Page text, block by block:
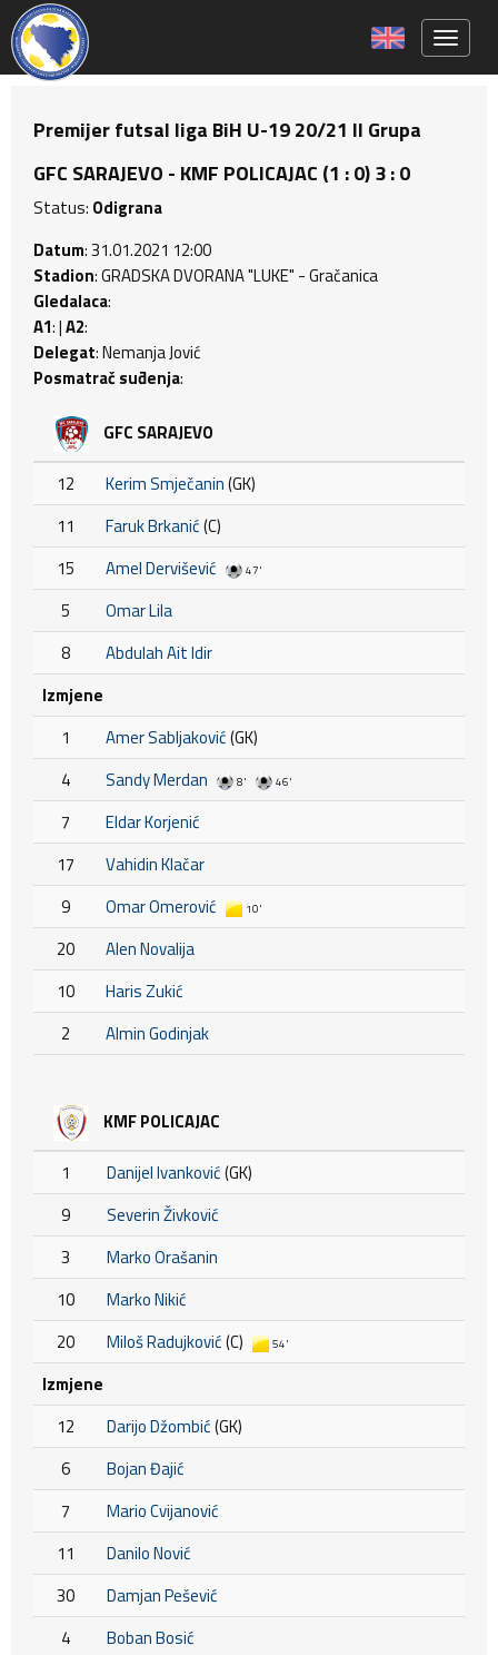
Premijer futsal liga BiH U-19 20/21 II Grupa
GFC SARAJEVO - KMF POLICAJAC (1 : 0) 3 : 0
Status: Odigrana
Datum: 31.01.2021 12:00
Stadion: GRADSKA DVORANA "LUKE" - Gračanica
Gledalaca:
A1: |A2:
Delegat: Nemanja Jović
Posmatrač suđenja:
GFC SARAJEVO
12 Kerim Smječanin(GK)
11
Faruk Brkanić(C)
15
Amel Dervišević 47'
5
Omar Lila
8
Abdulah Ait Idir
Izmjene
1
Amer Sabljaković(GK)
4
Sandy Merdan 8' 46'
7
Eldar Korjenić
17
Vahidin Klačar
9
Omar Omerović 10'
20
Alen Novalija
10
Haris Zukić
2
Almin Godinjak
KMF POLICAJAC
1 Danijel Ivanković(GK)
9
Severin Živković
3
Marko Orašanin
10
Marko Nikić
20
Miloš Radujković(C) 54'
Izmjene
12
Darijo Džombić(GK)
6
Bojan Đajić
7
Mario Cvijanović
11
Danilo Nović
30
Damjan Pešević
4
Boban Bosić